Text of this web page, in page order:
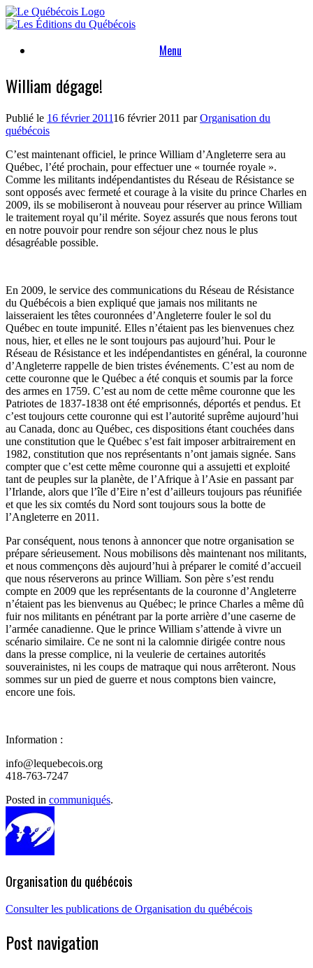
Skip
to
Menu
William dégage!
Publié le 16 février 201116 février 2011 parOrganisation du
québécois
C’est maintenant officiel, le prince William d’Angleterre sera au
Québec, l’été prochain, pour effectuer une « tournée royale ».
Comme les militants indépendantistes du Réseau de Résistance se
sont opposés avec fermeté et courage à la visite du prince Charles en
2009, ils se mobiliseront à nouveau pour réserver au prince William
le traitement royal qu’il mérite. Soyez assurés que nous ferons tout
en notre pouvoir pour rendre son séjour chez nous le plus
désagréable possible.
En 2009, le service des communications du Réseau de Résistance
du Québécois a bien expliqué que jamais nos militants ne
laisseraient les têtes couronnées d’Angleterre fouler le sol du
Québec en toute impunité. Elles n’étaient pas les bienvenues chez
nous, hier, et elles ne le sont toujours pas aujourd’hui. Pour le
Réseau de Résistance et les indépendantistes en général, la couronne
d’Angleterre rappelle de bien tristes événements. C’est au nom de
cette couronne que le Québec a été conquis et soumis par la force
des armes en 1759. C’est au nom de cette même couronne que les
Patriotes de 1837-1838 ont été emprisonnés, déportés et pendus. Et
c’est toujours cette couronne qui est l’autorité suprême aujourd’hui
au Canada, donc au Québec, ces dispositions étant couchées dans
une constitution que le Québec s’est fait imposer arbitrairement en
1982, constitution que nos représentants n’ont jamais signée. Sans
compter que c’est cette même couronne qui a assujetti et exploité
tant de peuples sur la planète, de l’Afrique à l’Asie en passant par
l’Irlande, alors que l’île d’Eire n’est d’ailleurs toujours pas réunifiée
et que les six comtés du Nord sont toujours sous la botte de
l’Angleterre en 2011.
Par conséquent, nous tenons à annoncer que notre organisation se
prépare sérieusement. Nous mobilisons dès maintenant nos militants,
et nous commençons dès aujourd’hui à préparer le comité d’accueil
que nous réserverons au prince William. Son père s’est rendu
compte en 2009 que les représentants de la couronne d’Angleterre
n’étaient pas les bienvenus au Québec; le prince Charles a même dû
fuir nos militants en pénétrant par la porte arrière d’une caserne de
l’armée canadienne. Que le prince William s’attende à vivre un
scénario similaire. Ce ne sont ni la calomnie dirigée contre nous
dans la presse complice, ni la veulerie de certaines autorités
souverainistes, ni les coups de matraque qui nous arrêteront. Nous
sommes sur un pied de guerre et nous comptons bien vaincre,
encore une fois.
Information :
info@lequebecois.org
418-763-7247
Posted in communiqués.
Organisation du québécois
Consulter les publications de Organisation du québécois
Post navigation